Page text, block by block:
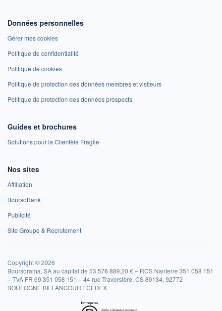
Données personnelles
Gérer mes cookies
Politique de confidentialité
Politique de cookies
Politique de protection des données membres et visiteurs
Politique de protection des données prospects
Guides et brochures
Solutions pour la Clientèle Fragile
Nos sites
Affiliation
BoursoBank
Publicité
Site Groupe & Recrutement
Copyright © 2026
Boursorama, SA au capital de 53 576 889,20 € – RCS Nanterre 351 058 151
– TVA FR 69 351 058 151 – 44 rue Traversière, CS 80134, 92772
BOULOGNE BILLANCOURT CEDEX